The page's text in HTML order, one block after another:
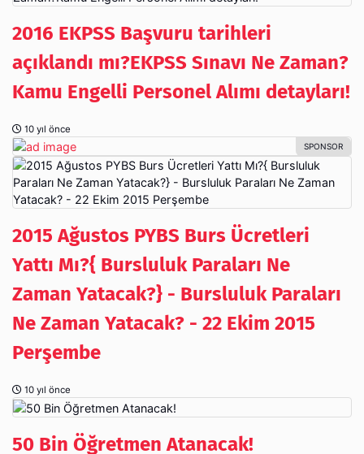
2016 EKPSS Başvuru tarihleri
açıklandı mı?EKPSS Sınavı Ne Zaman?
Kamu Engelli Personel Alımı detayları!
10 yıl önce
2015 Ağustos PYBS Burs Ücretleri
Yattı Mı?{ Bursluluk Paraları Ne
Zaman Yatacak?} - Bursluluk Paraları
Ne Zaman Yatacak? - 22 Ekim 2015
Perşembe
10 yıl önce
50 Bin Öğretmen Atanacak!